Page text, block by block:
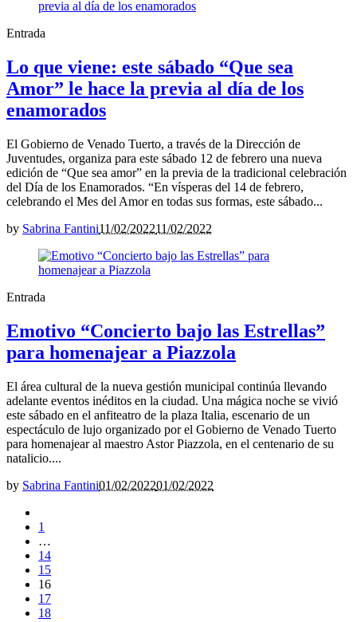
Entrada
Lo que viene: este sábado “Que sea
Amor” le hace la previa al día de los
enamorados
El Gobierno de Venado Tuerto, a través de la Dirección de
Juventudes, organiza para este sábado 12 de febrero una nueva
edición de “Que sea amor” en la previa de la tradicional celebración
del Día de los Enamorados. “En vísperas del 14 de febrero,
celebrando el Mes del Amor en todas sus formas, este sábado...
by Sabrina Fantini11/02/202211/02/2022
Entrada
Emotivo “Concierto bajo las Estrellas”
para homenajear a Piazzola
El área cultural de la nueva gestión municipal continúa llevando
adelante eventos inéditos en la ciudad. Una mágica noche se vivió
este sábado en el anfiteatro de la plaza Italia, escenario de un
espectáculo de lujo organizado por el Gobierno de Venado Tuerto
para homenajear al maestro Astor Piazzola, en el centenario de su
natalicio....
by Sabrina Fantini01/02/202201/02/2022
1
…
14
15
16
17
18